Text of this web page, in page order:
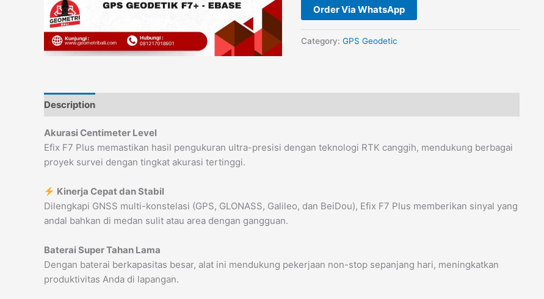
Order Via WhatsApp
Category: GPS Geodetic
Description
Akurasi Centimeter Level
Efix F7 Plus memastikan hasil pengukuran ultra-presisi dengan teknologi RTK canggih, mendukung berbagai
proyek survei dengan tingkat akurasi tertinggi.
Kinerja Cepat dan Stabil
Dilengkapi GNSS multi-konstelasi (GPS, GLONASS, Galileo, dan BeiDou), Efix F7 Plus memberikan sinyal yang
andal bahkan di medan sulit atau area dengan gangguan.
Baterai Super Tahan Lama
Dengan baterai berkapasitas besar, alat ini mendukung pekerjaan non-stop sepanjang hari, meningkatkan
produktivitas Anda di lapangan.